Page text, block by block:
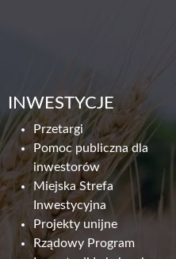
INWESTYCJE
Przetargi
Pomoc publiczna dla
inwestorów
Miejska Strefa
Inwestycyjna
Projekty unijne
Rządowy Program